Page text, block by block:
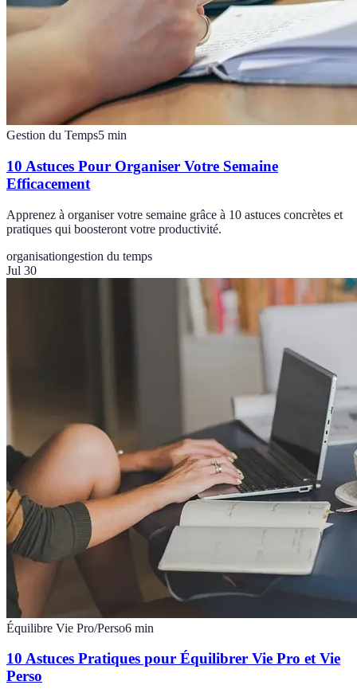
Gestion du Temps5 min
10 Astuces Pour Organiser Votre Semaine
Efficacement
Apprenez à organiser votre semaine grâce à 10 astuces concrètes et
pratiques qui boosteront votre productivité.
organisationgestion du temps
Jul 30
Équilibre Vie Pro/Perso6 min
10 Astuces Pratiques pour Équilibrer Vie Pro et Vie
Perso